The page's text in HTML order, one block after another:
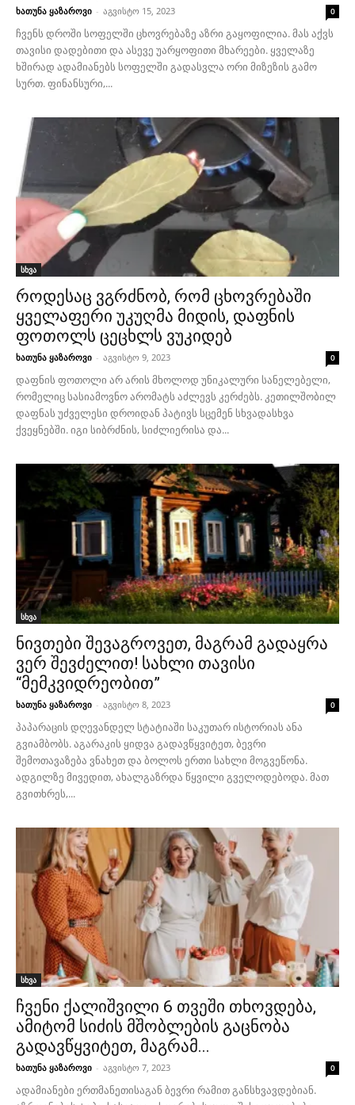
ხათუნა ყაზაროვი - აგვისტო 15, 2023 0
ჩვენს დროში სოფელში ცხოვრებაზე აზრი გაყოფილია. მას აქვს
თავისი დადებითი და ასევე უარყოფითი მხარეები. ყველაზე
ხშირად ადამიანებს სოფელში გადასვლა ორი მიზეზის გამო
სურთ. ფინანსური,...
სხვა
როდესაც ვგრძნობ, რომ ცხოვრებაში
ყველაფერი უკუღმა მიდის, დაფნის
ფოთოლს ცეცხლს ვუკიდებ
ხათუნა ყაზაროვი - აგვისტო 9, 2023 0
დაფნის ფოთოლი არ არის მხოლოდ უნიკალური სანელებელი,
რომელიც სასიამოვნო არომატს აძლევს კერძებს. კეთილშობილ
დაფნას უძველესი დროიდან პატივს სცემენ სხვადასხვა
ქვეყნებში. იგი სიბრძნის, სიძლიერისა და...
სხვა
ნივთები შევაგროვეთ, მაგრამ გადაყრა
ვერ შევძელით! სახლი თავისი
“მემკვიდრეობით”
ხათუნა ყაზაროვი - აგვისტო 8, 2023 0
პაპარაცის დღევანდელ სტატიაში საკუთარ ისტორიას ანა
გვიამბობს. აგარაკის ყიდვა გადავწყვიტეთ, ბევრი
შემოთავაზება ვნახეთ და ბოლოს ერთი სახლი მოგვეწონა.
ადგილზე მივედით, ახალგაზრდა წყვილი გველოდებოდა. მათ
გვითხრეს,...
სხვა
ჩვენი ქალიშვილი 6 თვეში თხოვდება,
ამიტომ სიძის მშობლების გაცნობა
გადავწყვიტეთ, მაგრამ...
ხათუნა ყაზაროვი - აგვისტო 7, 2023 0
ადამიანები ერთმანეთისაგან ბევრი რამით განსხვავდებიან.